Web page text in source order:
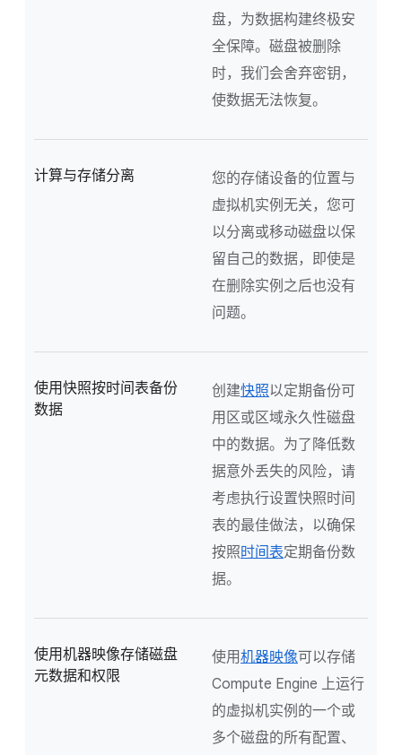
盘，为数据构建终极安
全保障。磁盘被删除
时，我们会舍弃密钥，
使数据无法恢复。
计算与存储分离
您的存储设备的位置与
虚拟机实例无关，您可
以分离或移动磁盘以保
留自己的数据，即使是
在删除实例之后也没有
问题。
使用快照按时间表备份
数据
创建快照以定期备份可
用区或区域永久性磁盘
中的数据。为了降低数
据意外丢失的风险，请
考虑执行设置快照时间
表的最佳做法，以确保
按照时间表定期备份数
据。
使用机器映像存储磁盘
元数据和权限
使用机器映像可以存储
Compute Engine 上运行
的虚拟机实例的一个或
多个磁盘的所有配置、